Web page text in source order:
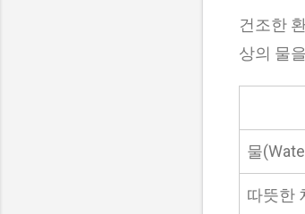
건조한
상의 물
물
따뜻한